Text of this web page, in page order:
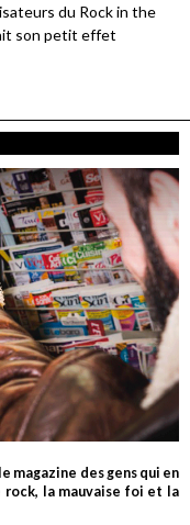
du Rock in the
son petit effet
magazine des gens qui en
rock, la mauvaise foi et la